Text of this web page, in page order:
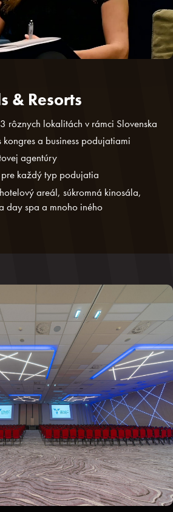
& Resorts
rôznych lokalitách v rámci Slovenska
kongres a business podujatiami
agentúry
každý typ podujatia
areál, súkromná kinosála,
day spa a mnoho iného